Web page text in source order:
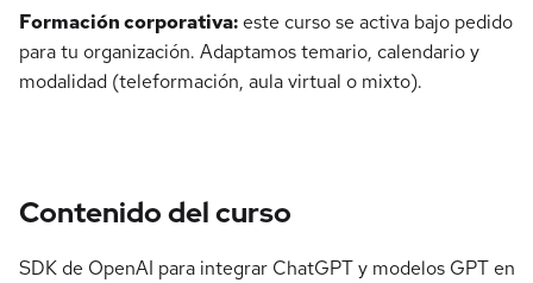
Formación corporativa: este curso se activa bajo pedido
para tu organización. Adaptamos temario, calendario y
modalidad (teleformación, aula virtual o mixto).
Contenido del curso
SDK de OpenAI para integrar ChatGPT y modelos GPT en